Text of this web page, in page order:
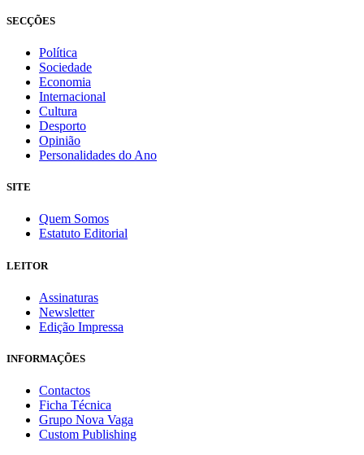
SECÇÕES
Política
Sociedade
Economia
Internacional
Cultura
Desporto
Opinião
Personalidades do Ano
SITE
Quem Somos
Estatuto Editorial
LEITOR
Assinaturas
Newsletter
Edição Impressa
INFORMAÇÕES
Contactos
Ficha Técnica
Grupo Nova Vaga
Custom Publishing